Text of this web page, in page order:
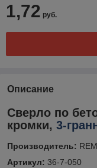
1,72 руб.
Описание
Сверло по
кромки, 3-
Производитель:
Артикул: 36-7-050